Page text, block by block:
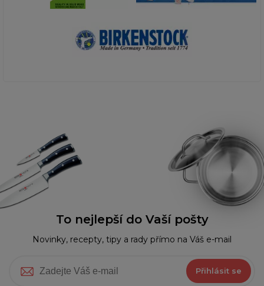
To nejlepší do Vaší pošty
Novinky, recepty, tipy a rady přímo na Váš e-mail
Přihlásit se